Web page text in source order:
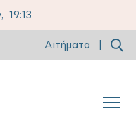
19:13
Αιτήματα